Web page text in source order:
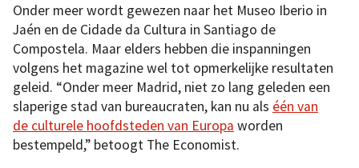
Onder meer wordt gewezen naar het Museo Iberio in
Jaén en de Cidade da Cultura in Santiago de
Compostela. Maar elders hebben die inspanningen
volgens het magazine wel tot opmerkelijke resultaten
geleid. “Onder meer Madrid, niet zo lang geleden een
slaperige stad van bureaucraten, kan nu als één van
de culturele hoofdsteden van Europa worden
bestempeld,” betoogt The Economist.